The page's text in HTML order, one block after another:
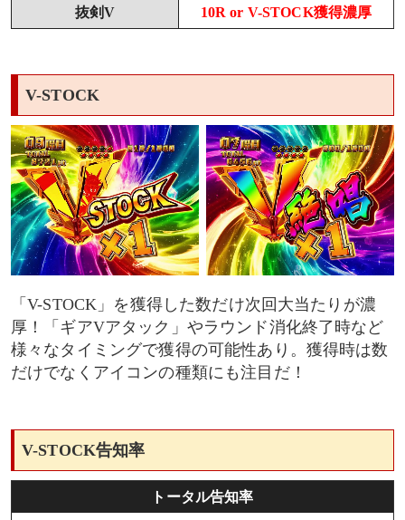
抜剣V 10R or V-STOCK獲得濃厚
V-STOCK
「V-STOCK」を獲得した数だけ次回大当たりが濃
厚！「ギアVアタック」やラウンド消化終了時など
様々なタイミングで獲得の可能性あり。獲得時は数
だけでなくアイコンの種類にも注目だ！
V-STOCK告知率
トータル告知率